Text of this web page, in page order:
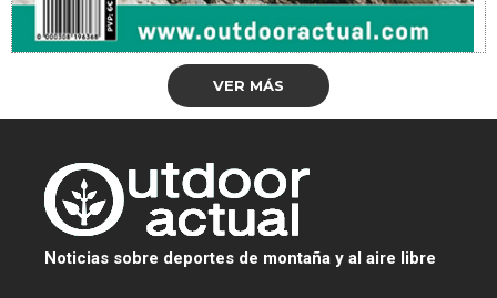
VER MÁS
Noticias sobre deportes de montaña y al aire libre